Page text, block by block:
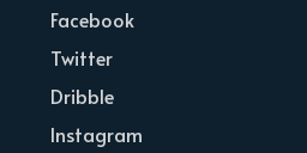
Facebook
Twitter
Dribble
Instagram